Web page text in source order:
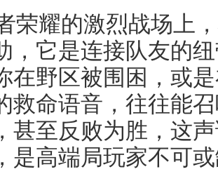
荣耀的激烈战场上
，它是连接队友的
在野区被围困，或
救命语音，往往能
甚至反败为胜，这
是高端局玩家不可